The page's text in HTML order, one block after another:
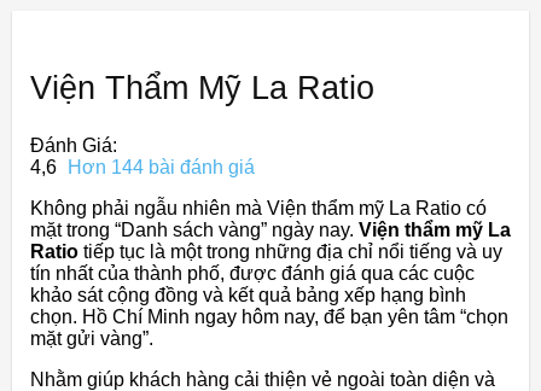
Viện Thẩm Mỹ La Ratio
Đánh Giá:
4,6
Hơn 144 bài đánh giá
Không phải ngẫu nhiên mà Viện thẩm mỹ La Ratio có
mặt trong “Danh sách vàng” ngày nay. Viện thẩm mỹ La
Ratio tiếp tục là một trong những địa chỉ nổi tiếng và uy
tín nhất của thành phố, được đánh giá qua các cuộc
khảo sát cộng đồng và kết quả bảng xếp hạng bình
chọn. Hồ Chí Minh ngay hôm nay, để bạn yên tâm “chọn
mặt gửi vàng”.
Nhằm giúp khách hàng cải thiện vẻ ngoài toàn diện và